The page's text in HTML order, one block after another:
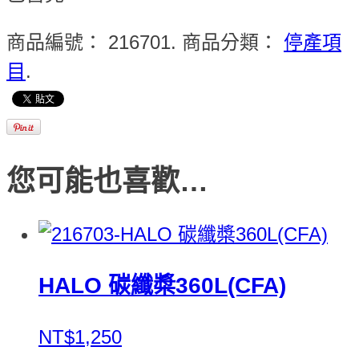
商品編號： 216701. 商品分類： 停產項
目 .
您可能也喜歡…
HALO 碳纖槳360L(CFA)
NT$1,250